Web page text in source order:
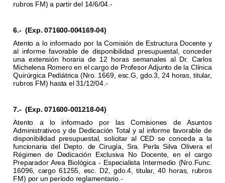
rubros FM) a partir del 14/6/04.-
6.- (Exp. 071600-004169-04)
Atento a lo informado por la Comisión de Estructura Docente y
al informe favorable de disponibilidad presupuestal, conceder
una extensión horaria de 12 horas semanales al Dr. Carlos
Michelena Romero en el cargo de Profesor Adjunto de la Clínica
Quirúrgica Pediátrica (Nro. 1669, esc.G, gdo.3, 24 horas, titular,
rubros FM) hasta el 31/12/04.-
7.- (Exp. 071600-001218-04)
Atento a lo informado por las Comisiones de Asuntos
Administrativos y de Dedicación Total y al informe favorable de
disponibilidad presupuestal, solicitar al CED se conceda a la
funcionaria del Depto. de Cirugía, Sra. Perla Silva Olivera el
Régimen de Dedicación Exclusiva No Docente, en el cargo
Preparador Area Biológica - Especialista Intermedio (Nro.Func.
16096, cargo 61255, esc. D2, gdo.4, titular, 40 horas, rubros
FM) por un período reglamentario.-